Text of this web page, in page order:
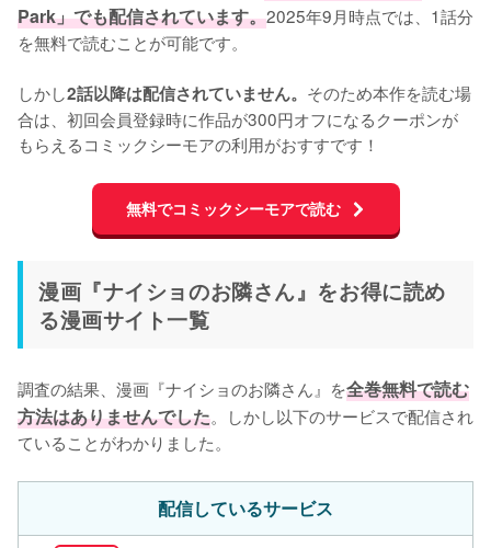
Park」でも配信されています。2025年9月時点では、1話分
を無料で読むことが可能です。
しかし2話以降は配信されていません。 そのため本作を読む場
合は、初回会員登録時に作品が300円オフになるクーポンが
もらえるコミックシーモアの利用がおすすです！
無料でコミックシーモアで読む
漫画『ナイショのお隣さん』をお得に読め
る漫画サイト一覧
調査の結果、漫画『ナイショのお隣さん』を全巻無料で読む
方法はありませんでした。しかし以下のサービスで配信され
ていることがわかりました。
配信しているサービス